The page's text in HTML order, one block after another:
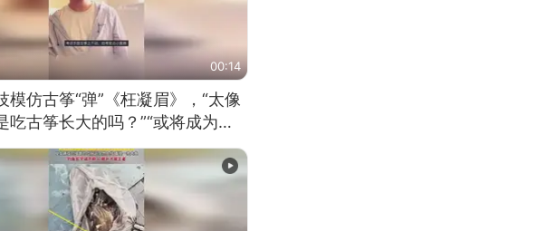
00:14
模仿古筝“弹”《枉凝眉》，“太像
吃古筝长大的吗？”“或将成为首
带古筝的选手。”（来源：新华每